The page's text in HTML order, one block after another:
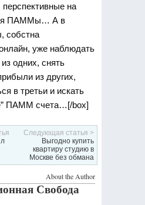
на
ПАММы… А в
собстна
уже наблюдать
одних, снять
из других,
в третьи и искать
ПАММ счета…[/box]
Следующая статья >
Выгодно купить
квартиру студию в
Москве без обмана
About the Author
Свобода